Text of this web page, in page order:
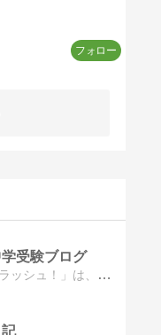
受験ブログ
中学受験ブログ「受験ラッシュ！」は、御三家である「麻布」、「渋幕」など、受験した中学校全てに合格（全勝）した中学受験に関するブログです！これから中学受験に挑戦する方々に経験した内容や様々な役立つ情報を提供します！